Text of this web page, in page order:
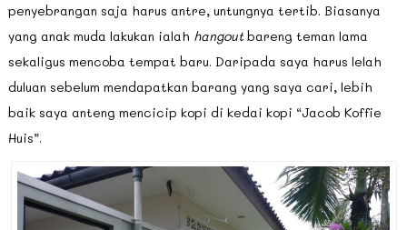
penyebrangan saja harus antre, untungnya tertib. Biasanya
yang anak muda lakukan ialah hangoutbareng teman lama
sekaligus mencoba tempat baru. Daripada saya harus lelah
duluan sebelum mendapatkan barang yang saya cari, lebih
baik saya anteng mencicip kopi di kedai kopi “Jacob Koffie
Huis”.